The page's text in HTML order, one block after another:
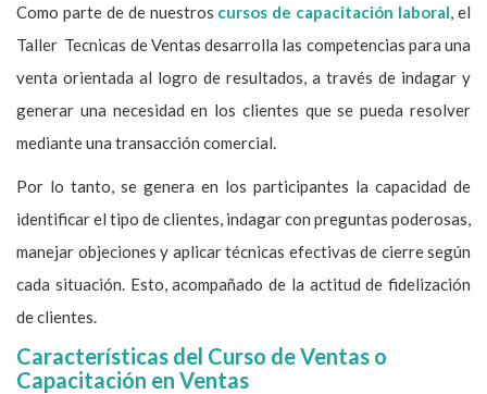
Como parte de de nuestros cursos de capacitación laboral, el
Taller Tecnicas de Ventas desarrolla las competencias para una
venta orientada al logro de resultados, a través de indagar y
generar una necesidad en los clientes que se pueda resolver
mediante una transacción comercial.
Por lo tanto, se genera en los participantes la capacidad de
identificar el tipo de clientes, indagar con preguntas poderosas,
manejar objeciones y aplicar técnicas efectivas de cierre según
cada situación. Esto, acompañado de la actitud de fidelización
de clientes.
Características del Curso de Ventas o
Capacitación en Ventas